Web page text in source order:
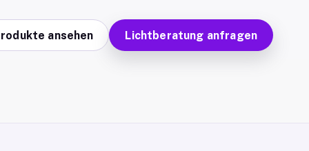
ansehen Lichtberatung anfragen